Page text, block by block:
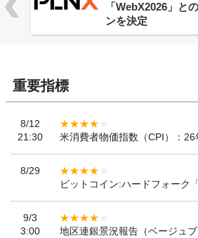
「WebX2026」と
ンを決定
重要指標
8/12
21:30
米消費者物価指数（CPI）：26
8/29
ビットコイン:ハードフォーク
9/3
3:00
地区連銀景況報告（ベージュブ